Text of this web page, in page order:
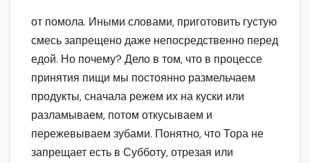
от помола. Иными словами, приготовить густую
смесь запрещено даже непосредственно перед
едой. Но почему? Дело в том, что в процессе
принятия пищи мы постоянно размельчаем
продукты, сначала режем их на куски или
разламываем, потом откусываем и
пережевываем зубами. Понятно, что Тора не
запрещает есть в Субботу, отрезая или